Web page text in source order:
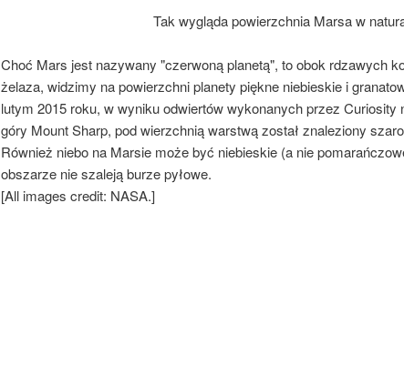
Tak wygląda powierzchnia Marsa w
Choć Mars jest nazywany "czerwoną planetą", to obok rdzawych
żelaza, widzimy na powierzchni planety piękne niebieskie i
lutym 2015 roku, w wyniku odwiertów wykonanych przez
góry Mount Sharp, pod wierzchnią warstwą został znaleziony
Również niebo na Marsie może być niebieskie (a nie
obszarze nie szaleją burze pyłowe.
[All images credit: NASA.]